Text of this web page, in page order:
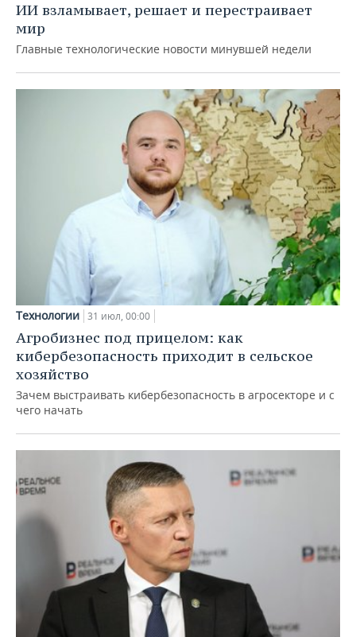
ИИ взламывает, решает и перестраивает
мир
Главные технологические новости минувшей недели
Технологии 31 июл, 00:00
Агробизнес под прицелом: как
кибербезопасность приходит в сельское
хозяйство
Зачем выстраивать кибербезопасность в агросекторе и с
чего начать